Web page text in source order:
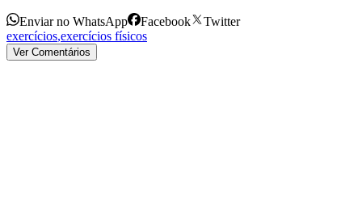
Enviar no WhatsApp Facebook
Twitter
exercícios,exercícios físicos
Ver Comentários